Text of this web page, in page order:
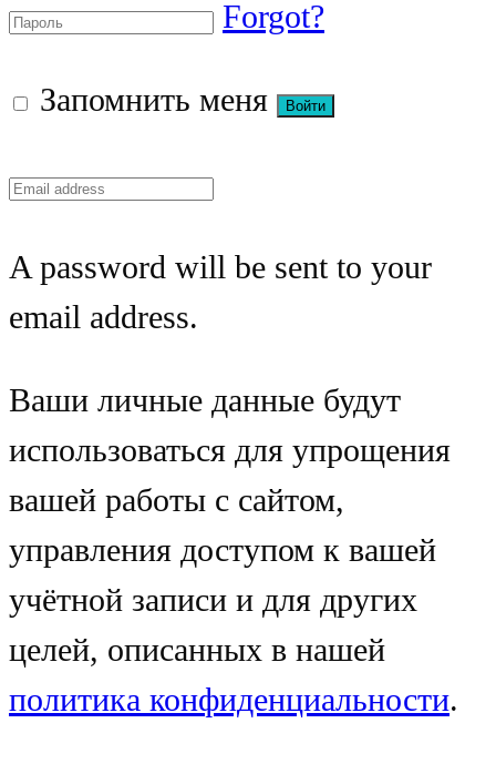
Forgot?
Запомнить меня
A password will be sent to your
email address.
Ваши личные данные будут
использоваться для упрощения
вашей работы с сайтом,
управления доступом к вашей
учётной записи и для других
целей, описанных в нашей
политика конфиденциальности.